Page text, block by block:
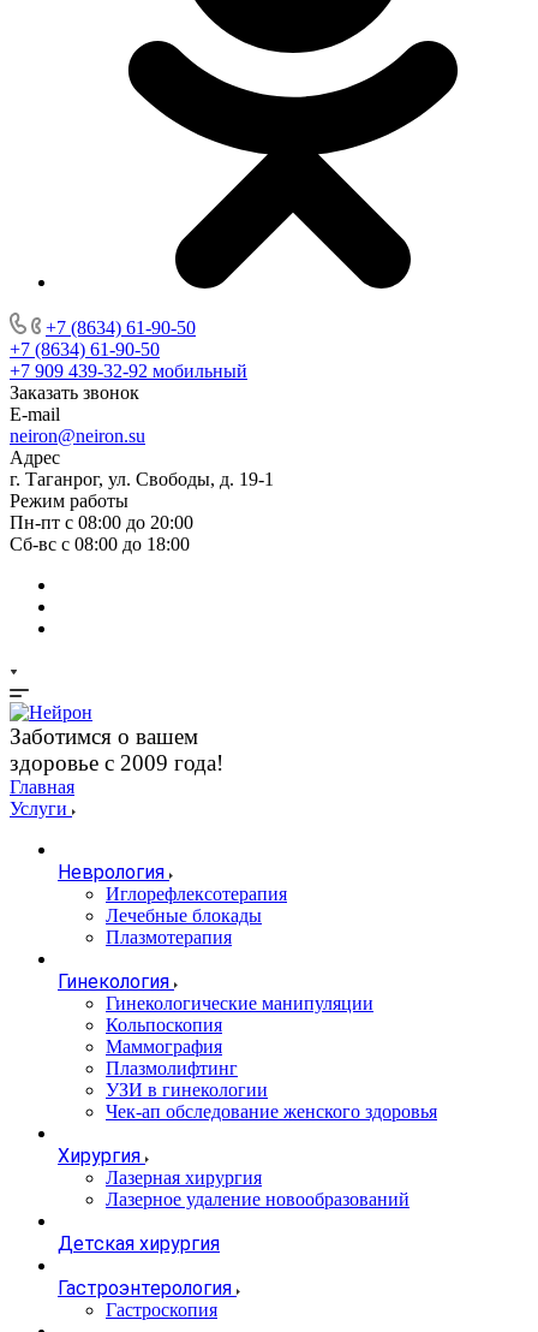
+7 (8634) 61-90-50
+7 (8634) 61-90-50
+7 909 439-32-92 мобильный
Заказать звонок
E-mail
neiron@neiron.su
Адрес
г. Таганрог, ул. Свободы, д. 19-1
Режим работы
Пн-пт с 08:00 до 20:00
Сб-вс с 08:00 до 18:00
Заботимся о вашем
здоровье с 2009 года!
Главная
Услуги
Неврология
Иглорефлексотерапия
Лечебные блокады
Плазмотерапия
Гинекология
Гинекологические манипуляции
Кольпоскопия
Маммография
Плазмолифтинг
УЗИ в гинекологии
Чек-ап обследование женского здоровья
Хирургия
Лазерная хирургия
Лазерное удаление новообразований
Детская хирургия
Гастроэнтерология
Гастроскопия